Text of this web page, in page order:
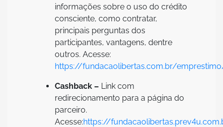
informações sobre o uso do crédito
consciente, como contratar,
principais perguntas dos
participantes, vantagens, dentre
outros. Acesse:
https://fundacaolibertas.com.br/
Cashback – Link com
redirecionamento para a página do
parceiro.
Acesse:https://